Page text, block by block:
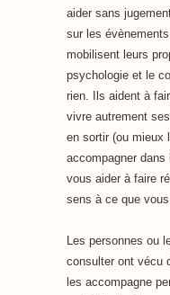
aider sans
sur les
mobilisent leurs
psychologie et le
rien. Ils aident à
vivre autrement
en sortir (ou mieux
accompagner
vous aider à faire
sens à ce que
Les personnes ou
consulter ont vécu
les accompagne